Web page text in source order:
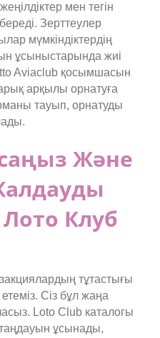
мен тегін
Зерттеулер
мүмкіндіктердің
ұсыныстарында жиі
Aviaclub қосымшасын
арқылы орнатуға
тауып, орнатуды
Және
Клуб
тұтастығы
Сіз бұл жаңа
Loto Club каталогы
ұсынады,